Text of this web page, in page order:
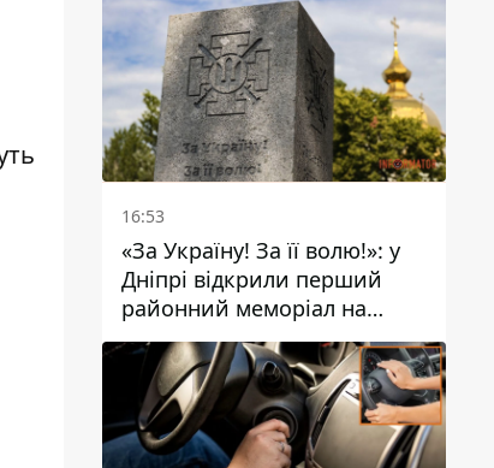
16:53
«За Україну! За її волю!»: у
Дніпрі відкрили перший
районний меморіал на
честь полеглих Захисників